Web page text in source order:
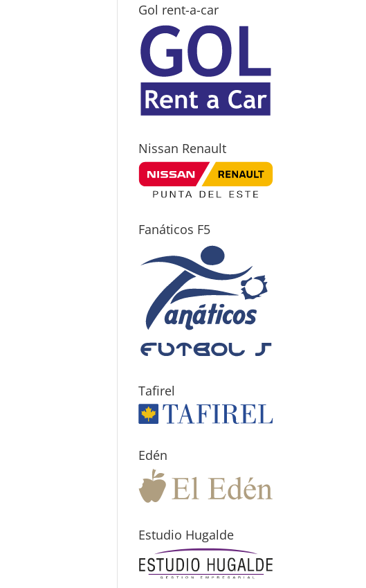
Gol rent-a-car
Nissan Renault
Fanáticos F5
Tafirel
Edén
Estudio Hugalde